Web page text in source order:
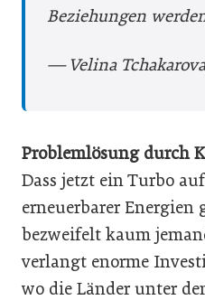
Beziehungen
— Velina
Problemlösung durch
Dass jetzt ein Turbo
erneuerbarer Energien
bezweifelt kaum
verlangt enorme
wo die Länder unter